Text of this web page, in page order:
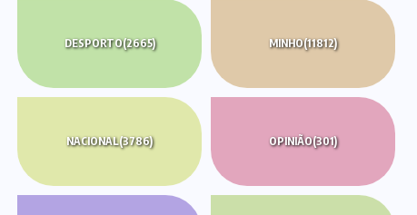
DESPORTO(2665) MINHO(11812)
NACIONAL(3786) OPINIÃO(301)